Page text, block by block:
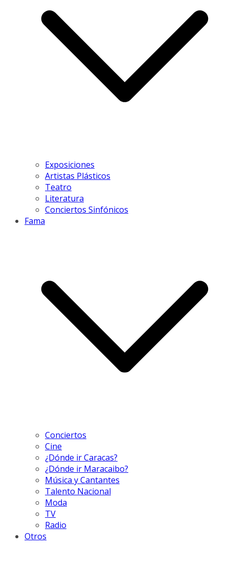
Exposiciones
Artistas Plásticos
Teatro
Literatura
Conciertos Sinfónicos
Fama
Conciertos
Cine
¿Dónde ir Caracas?
¿Dónde ir Maracaibo?
Música y Cantantes
Talento Nacional
Moda
TV
Radio
Otros